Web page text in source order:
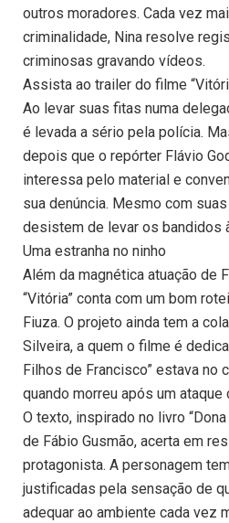
outros moradores. Cada vez
criminalidade, Nina resolve
criminosas gravando vídeos.
Assista ao trailer do filme
Ao levar suas fitas numa
é levada a sério pela polícia.
depois que o repórter Flávio
interessa pelo material e
sua denúncia. Mesmo com
desistem de levar os bandidos
Uma estranha no ninho
Além da magnética atuação de
“Vitória” conta com um bom
Fiuza. O projeto ainda tem a
Silveira, a quem o filme é
Filhos de Francisco” estava no
quando morreu após um ataque
O texto, inspirado no livro
de Fábio Gusmão, acerta em
protagonista. A personagem
justificadas pela sensação de
adequar ao ambiente cada vez